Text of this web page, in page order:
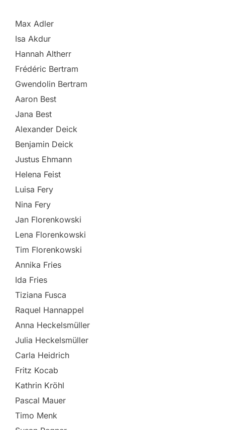
Max Adler
Isa Akdur
Hannah Altherr
Frédéric Bertram
Gwendolin Bertram
Aaron Best
Jana Best
Alexander Deick
Benjamin Deick
Justus Ehmann
Helena Feist
Luisa Fery
Nina Fery
Jan Florenkowski
Lena Florenkowski
Tim Florenkowski
Annika Fries
Ida Fries
Tiziana Fusca
Raquel Hannappel
Anna Heckelsmüller
Julia Heckelsmüller
Carla Heidrich
Fritz Kocab
Kathrin Kröhl
Pascal Mauer
Timo Menk